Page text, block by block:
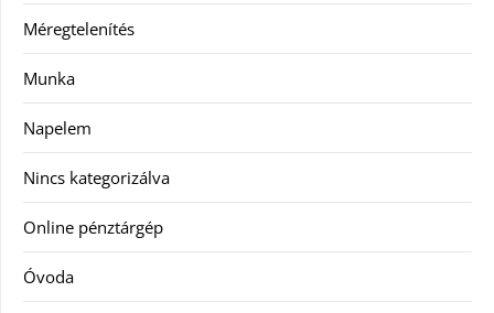
Méregtelenítés
Munka
Napelem
Nincs kategorizálva
Online pénztárgép
Óvoda